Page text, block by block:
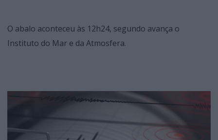
O abalo aconteceu às 12h24, segundo avança o
Instituto do Mar e da Atmosfera.